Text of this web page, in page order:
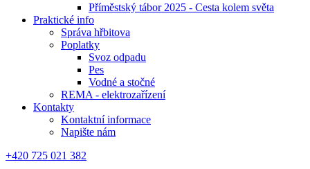
Příměstský tábor 2025 - Cesta kolem světa
Praktické info
Správa hřbitova
Poplatky
Svoz odpadu
Pes
Vodné a stočné
REMA - elektrozařízení
Kontakty
Kontaktní informace
Napište nám
+420 725 021 382